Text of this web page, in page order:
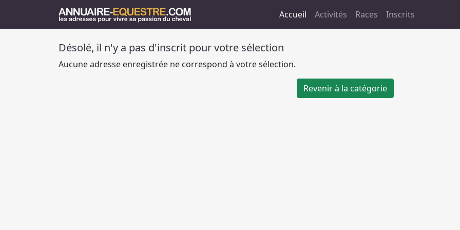
Accueil Activités Races Inscrits
Désolé, il n'y a pas d'inscrit pour votre sélection
Aucune adresse enregistrée ne correspond à votre sélection.
Revenir à la catégorie